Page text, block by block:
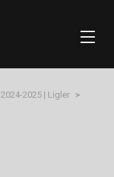
2024-2025 | Ligler >